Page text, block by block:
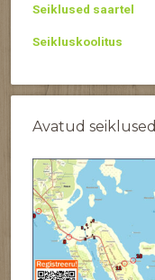
Seiklused saartel
Seikluskoolitus
Avatud seiklused